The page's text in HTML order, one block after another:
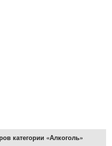
категории «Алкоголь»